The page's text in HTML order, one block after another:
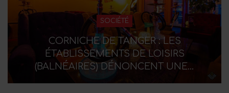
SOCIÉTÉ
CORNICHE DE TANGER : LES
ÉTABLISSEMENTS DE LOISIRS
(BALNÉAIRES) DÉNONCENT UNE…